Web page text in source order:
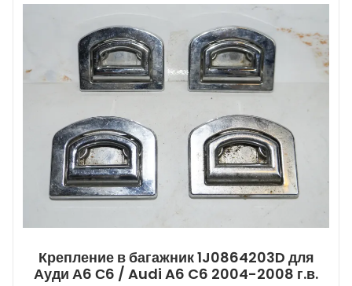
Крепление в багажник 1J0864203D для
Ауди А6 С6 / Audi A6 C6 2004-2008 г.в.